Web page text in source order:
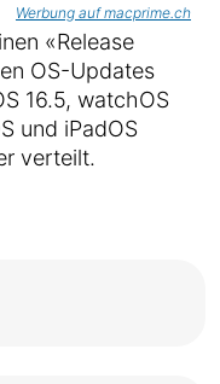
Werbung auf macprime.ch
«Release
OS-Updates
16.5, watchOS
und iPadOS
verteilt.